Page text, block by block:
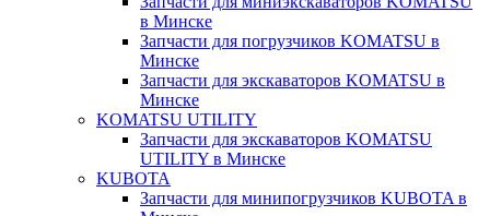
в Минске
Запчасти для погрузчиков KOMATSU в
Минске
Запчасти для экскаваторов KOMATSU в
Минске
KOMATSU UTILITY
Запчасти для экскаваторов KOMATSU
UTILITY в Минске
KUBOTA
Запчасти для минипогрузчиков KUBOTA в